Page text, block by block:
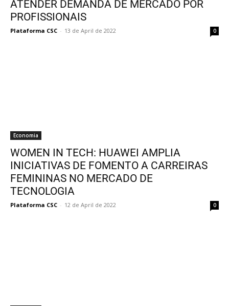
ATENDER DEMANDA DE MERCADO POR
PROFISSIONAIS
Plataforma CSC - 13 de April de 2022 0
Economia
WOMEN IN TECH: HUAWEI AMPLIA
INICIATIVAS DE FOMENTO A CARREIRAS
FEMININAS NO MERCADO DE
TECNOLOGIA
Plataforma CSC - 12 de April de 2022 0